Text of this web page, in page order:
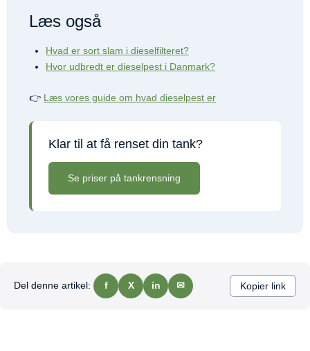
Læs også
Hvad er sort slam i dieselfilteret?
Hvor udbredt er dieselpest i Danmark?
👉 Læs vores guide om hvad dieselpest er
Klar til at få renset din tank?
Se priser på tankrensning
Del denne artikel: f X in ✉ Kopier link